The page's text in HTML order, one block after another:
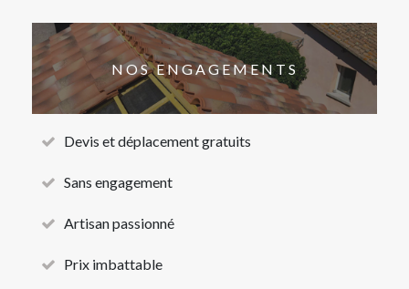
NOS ENGAGEMENTS
Devis et déplacement gratuits
Sans engagement
Artisan passionné
Prix imbattable